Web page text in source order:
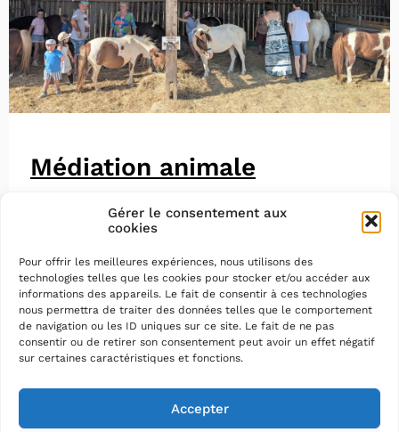
Gérer le consentement aux
cookies
Pour offrir les meilleures expériences, nous utilisons des
technologies telles que les cookies pour stocker et/ou accéder aux
informations des appareils. Le fait de consentir à ces technologies
nous permettra de traiter des données telles que le comportement
de navigation ou les ID uniques sur ce site. Le fait de ne pas
consentir ou de retirer son consentement peut avoir un effet négatif
sur certaines caractéristiques et fonctions.
Accepter
Médiation animale